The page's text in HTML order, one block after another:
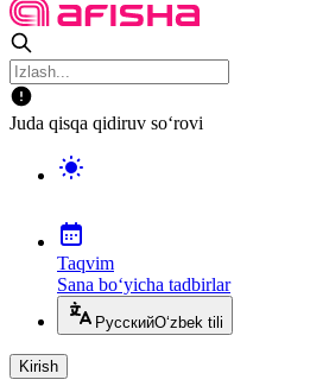
Juda qisqa qidiruv so‘rovi
Taqvim
Sana bo‘yicha tadbirlar
РусскийO‘zbek tili
Kirish